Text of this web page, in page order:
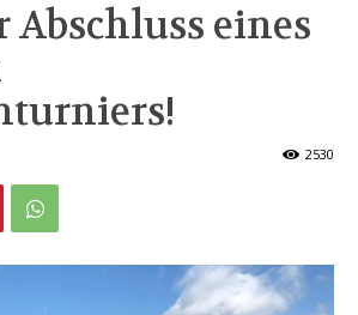
Abschluss eines
2530